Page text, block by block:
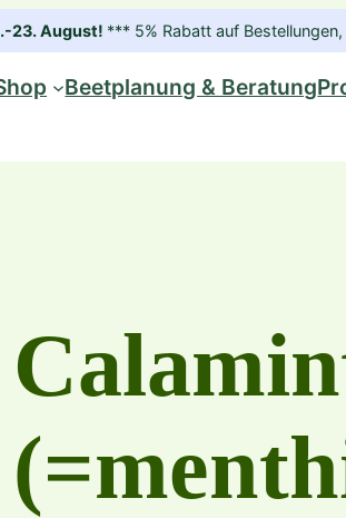
23. August! *** 5% Rabatt auf
Beetplanung & Beratung